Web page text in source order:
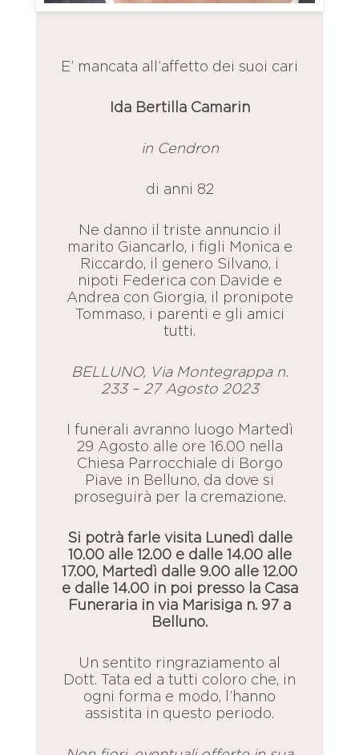
E’ mancata all’affetto dei suoi cari
Ida Bertilla Camarin
in Cendron
di anni 82
Ne danno il triste annuncio il
marito Giancarlo, i figli Monica e
Riccardo, il genero Silvano, i
nipoti Federica con Davide e
Andrea con Giorgia, il pronipote
Tommaso, i parenti e gli amici
tutti.
BELLUNO, Via Montegrappa n.
233 – 27 Agosto 2023
I funerali avranno luogo Martedì
29 Agosto alle ore 16.00 nella
Chiesa Parrocchiale di Borgo
Piave in Belluno, da dove si
proseguirà per la cremazione.
Si potrà farle visita Lunedì dalle
10.00 alle 12.00 e dalle 14.00 alle
17.00, Martedì dalle 9.00 alle 12.00
e dalle 14.00 in poi presso la Casa
Funeraria in via Marisiga n. 97 a
Belluno.
Un sentito ringraziamento al
Dott. Tata ed a tutti coloro che, in
ogni forma e modo, l’hanno
assistita in questo periodo.